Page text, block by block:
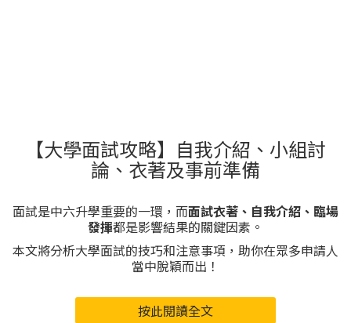
【大學面試攻略】自我介紹、小組討
論、衣著及事前準備
面試是中六升學重要的一環，而面試衣著、自我介紹、臨場
發揮都是影響結果的關鍵因素。
本文將分析大學面試的技巧和注意事項，助你在眾多申請人
當中脫穎而出！
按此閱讀全文